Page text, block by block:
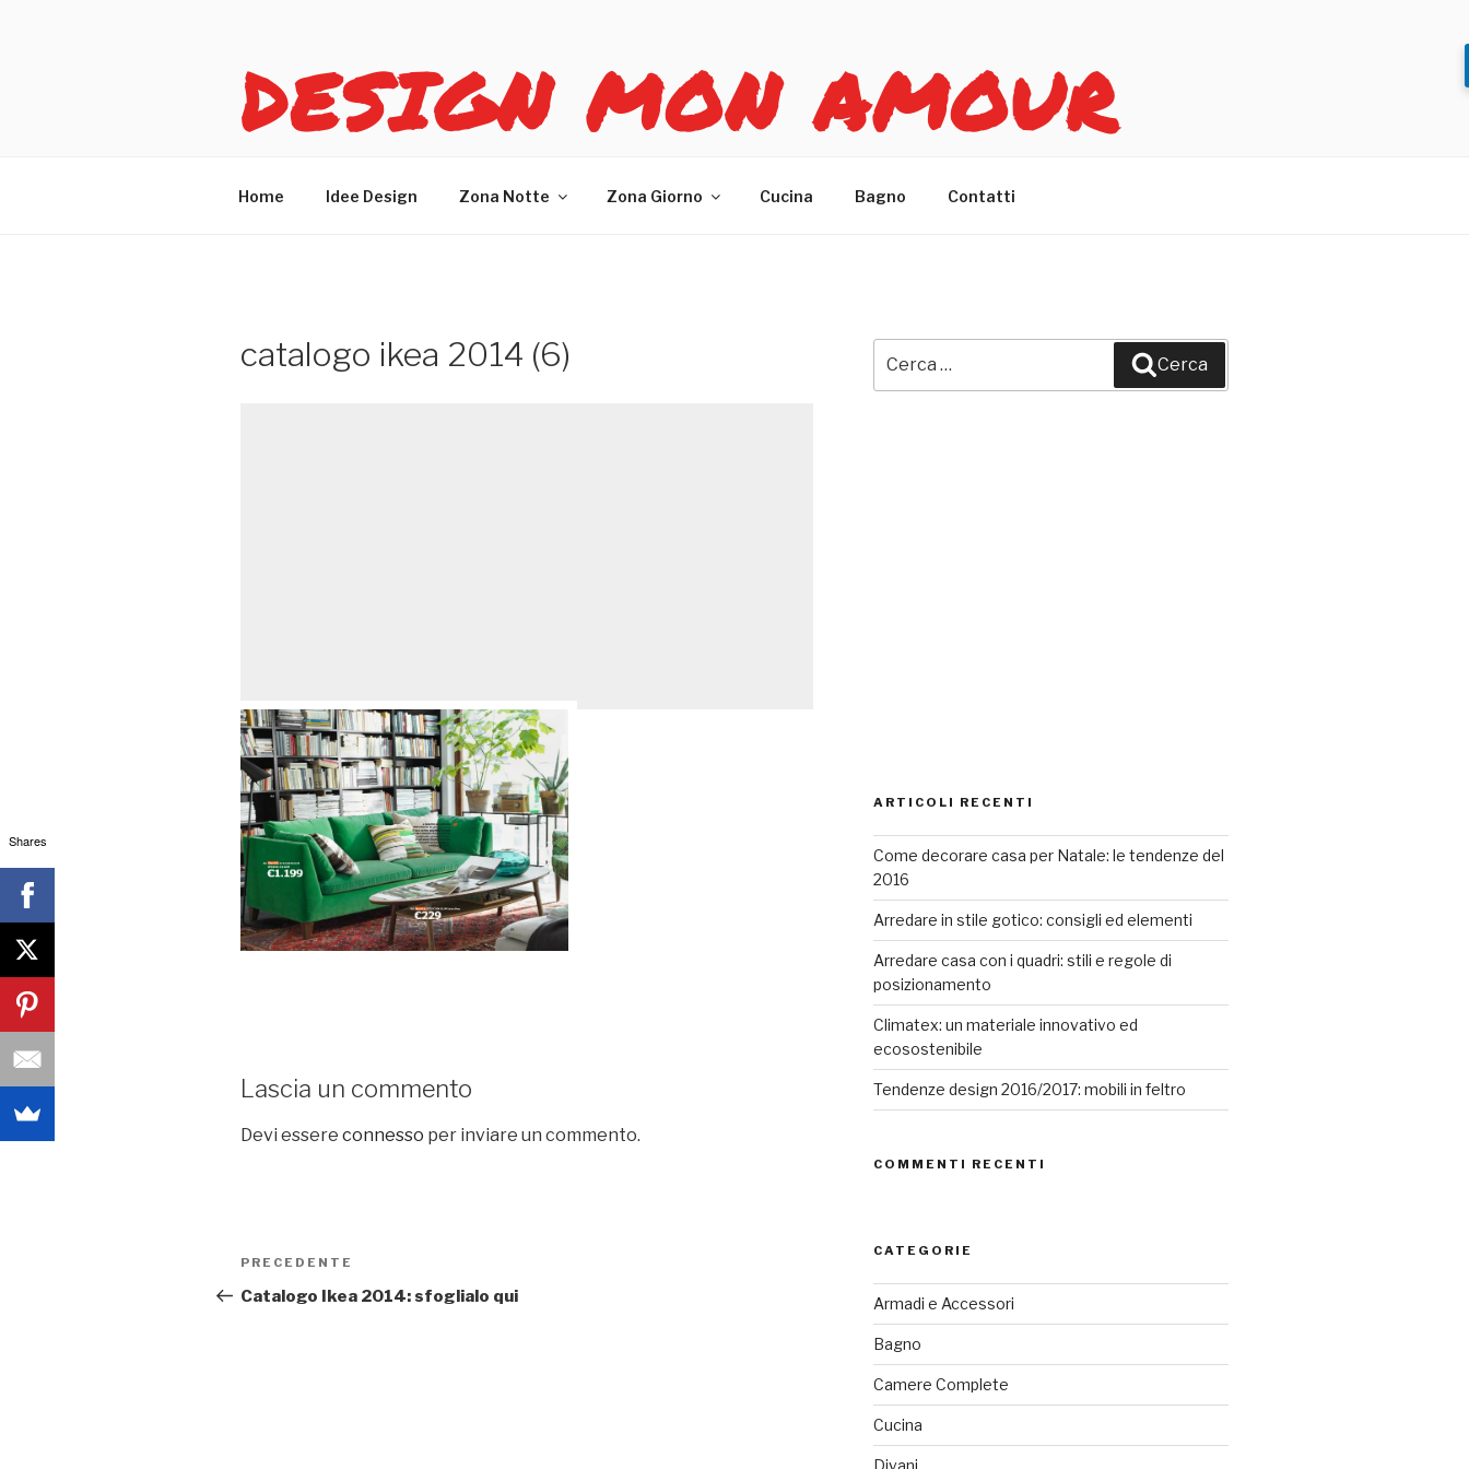
DESIGN MON AMOUR
Home Idee Design Zona Notte Zona Giorno Cucina Bagno Contatti
catalogo ikea 2014 (6)
Lascia un commento
Devi essere connesso per inviare un commento.
Navigazione
articoli
Articolo
precedente:
PRECEDENTE
Catalogo Ikea 2014: sfoglialo qui
Cerca
ARTICOLI RECENTI
Come decorare casa per Natale: le tendenze del
2016
Arredare in stile gotico: consigli ed elementi
Arredare casa con i quadri: stili e regole di
posizionamento
Climatex: un materiale innovativo ed
ecosostenibile
Tendenze design 2016/2017: mobili in feltro
COMMENTI RECENTI
CATEGORIE
Armadi e Accessori
Bagno
Camere Complete
Cucina
Shares